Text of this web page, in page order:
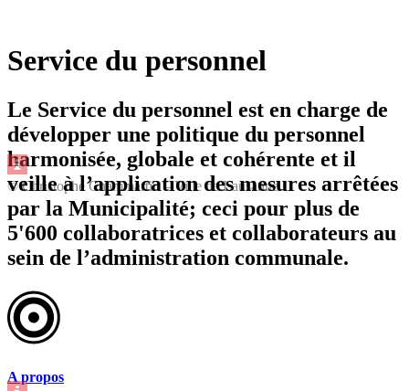
© Christophe Chammartin – Ville de Lausanne
Service du personnel
Le Service du personnel est en charge de
développer une politique du personnel
harmonisée, globale et cohérente et il
veille à l’application des mesures arrêtées
par la Municipalité; ceci pour plus de
5'600 collaboratrices et collaborateurs au
sein de l’administration communale.
A propos